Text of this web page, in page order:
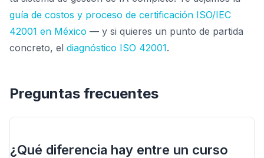
guía de costos y proceso de certificación ISO/IEC
42001 en México — y si quieres un punto de partida
concreto, el diagnóstico ISO 42001.
Preguntas frecuentes
¿Qué diferencia hay entre un curso